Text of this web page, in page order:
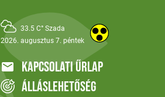
33.5 C° Szada
2026. augusztus 7. péntek
KAPCSOLATI ŰRLAP
ÁLLÁSLEHETŐSÉG